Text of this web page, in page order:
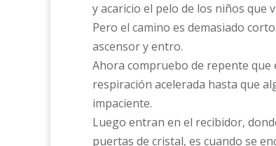
y acaricio el pelo de los niños que
Pero el camino es demasiado
ascensor y entro.
Ahora compruebo de repente que
respiración acelerada hasta que
impaciente.
Luego entran en el recibidor,
puertas de cristal, es cuando se